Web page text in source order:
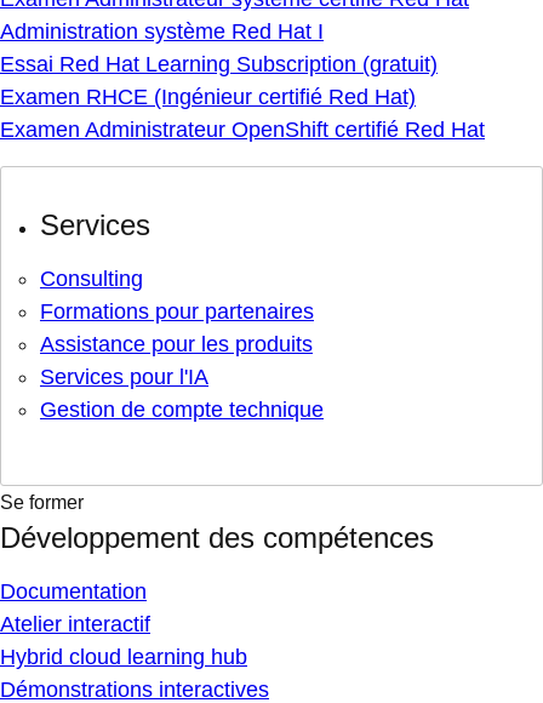
Administration système Red Hat I
Essai Red Hat Learning Subscription (gratuit)
Examen RHCE (Ingénieur certifié Red Hat)
Examen Administrateur OpenShift certifié Red Hat
Services
Consulting
Formations pour partenaires
Assistance pour les produits
Services pour l'IA
Gestion de compte technique
Se former
Développement des compétences
Documentation
Atelier interactif
Hybrid cloud learning hub
Démonstrations interactives